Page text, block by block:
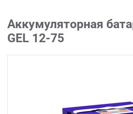
Аккумуляторная
GEL 12-75